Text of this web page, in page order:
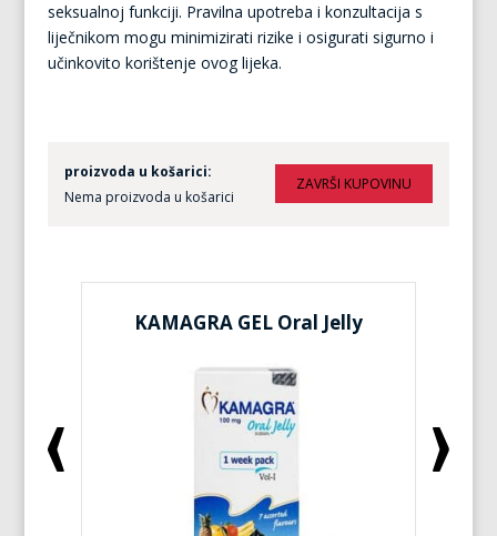
seksualnoj funkciji. Pravilna upotreba i konzultacija s
liječnikom mogu minimizirati rizike i osigurati sigurno i
učinkovito korištenje ovog lijeka.
proizvoda u košarici:
Nema proizvoda u košarici
KAMAGRA GEL Oral Jelly